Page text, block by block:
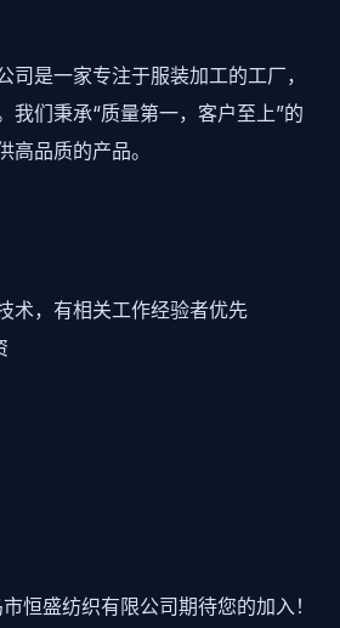
司是一家专注于服装加工的工厂，
我们秉承“质量第一，客户至上”的
高品质的产品。
术，有相关工作经验者优先
恒盛纺织有限公司期待您的加入！